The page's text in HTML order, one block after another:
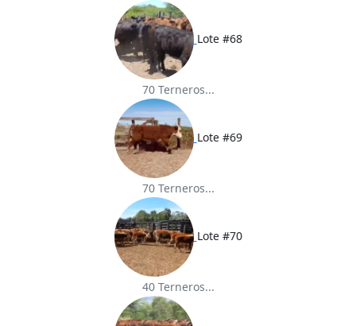
Lote #68
70 Terneros...
Lote #69
70 Terneros...
Lote #70
40 Terneros...